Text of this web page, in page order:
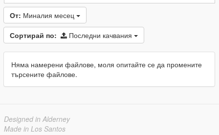
От: Миналия месец
Сортирай по: Последни качвания
Няма намерени файлове, моля опитайте се да промените
търсените файлове.
Designed in Alderney
Made in Los Santos